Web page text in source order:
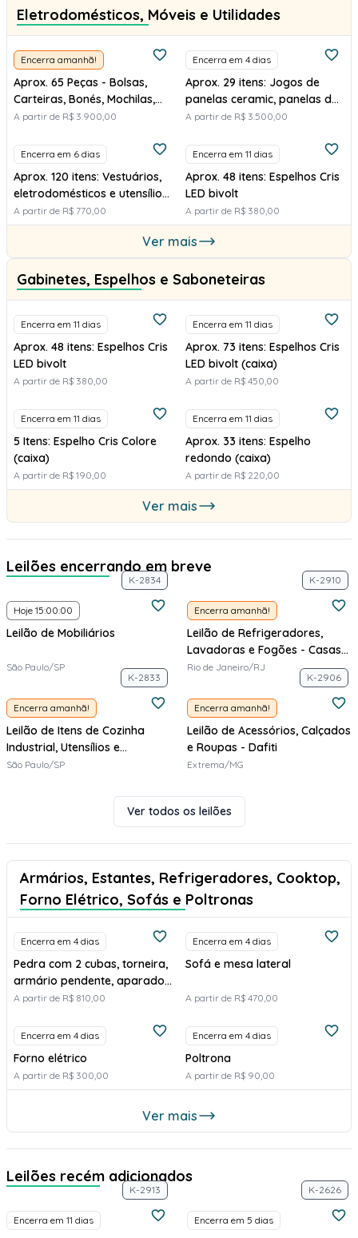
Eletrodomésticos, Móveis e Utilidades
Encerra amanhã!
Aprox. 65 Peças - Bolsas,
Carteiras, Bonés, Mochilas,
Cintos e Outros Itens - AVA
A partir de R$ 3.900,00
Encerra em 4 dias
Aprox. 29 itens: Jogos de
panelas ceramic, panelas de
pressão, chaleira
A partir de R$ 3.500,00
Encerra em 6 dias
Aprox. 120 itens: Vestuários,
eletrodomésticos e utensílios
domésticos
A partir de R$ 770,00
Encerra em 11 dias
Aprox. 48 itens: Espelhos Cris
LED bivolt
A partir de R$ 380,00
Ver mais
Gabinetes, Espelhos e Saboneteiras
Encerra em 11 dias
Aprox. 48 itens: Espelhos Cris
LED bivolt
A partir de R$ 380,00
Encerra em 11 dias
Aprox. 73 itens: Espelhos Cris
LED bivolt (caixa)
A partir de R$ 450,00
Encerra em 11 dias
5 Itens: Espelho Cris Colore
(caixa)
A partir de R$ 190,00
Encerra em 11 dias
Aprox. 33 itens: Espelho
redondo (caixa)
A partir de R$ 220,00
Ver mais
Leilões encerrando em breve
K-2834
Hoje 15:00:00
Leilão de Mobiliários
São Paulo/SP
K-2910
Encerra amanhã!
Leilão de Refrigeradores,
Lavadoras e Fogões - Casas
Bahia
Rio de Janeiro/RJ
K-2833
Encerra amanhã!
Leilão de Itens de Cozinha
Industrial, Utensílios e
Informática
São Paulo/SP
K-2906
Encerra amanhã!
Leilão de Acessórios, Calçados
e Roupas - Dafiti
Extrema/MG
Ver todos os leilões
Armários, Estantes, Refrigeradores, Cooktop,
Forno Elétrico, Sofás e Poltronas
Encerra em 4 dias
Pedra com 2 cubas, torneira,
armário pendente, aparador
lateral e espaço para eletros
A partir de R$ 810,00
Encerra em 4 dias
Sofá e mesa lateral
A partir de R$ 470,00
Encerra em 4 dias
Forno elétrico
A partir de R$ 300,00
Encerra em 4 dias
Poltrona
A partir de R$ 90,00
Ver mais
Leilões recém adicionados
K-2913
Encerra em 11 dias
K-2626
Encerra em 5 dias